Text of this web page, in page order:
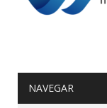
NAVEGAR